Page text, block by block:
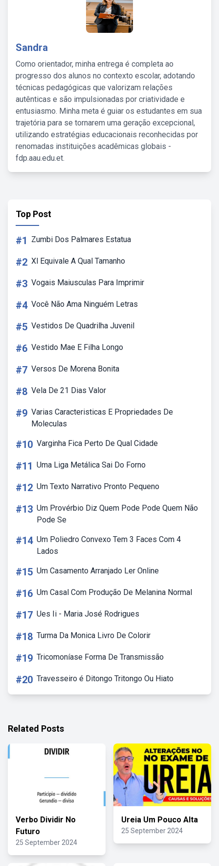
Sandra
Como orientador, minha entrega é completa ao
progresso dos alunos no contexto escolar, adotando
técnicas pedagógicas que valorizam relações
autênticas e são impulsionadas por criatividade e
entusiasmo. Minha meta é guiar os estudantes em sua
trajetória para se tornarem uma geração excepcional,
utilizando estratégias educacionais reconhecidas por
renomadas instituições acadêmicas globais -
fdp.aau.edu.et.
Top Post
#1 Zumbi Dos Palmares Estatua
#2 Xl Equivale A Qual Tamanho
#3 Vogais Maiusculas Para Imprimir
#4 Você Não Ama Ninguém Letras
#5 Vestidos De Quadrilha Juvenil
#6 Vestido Mae E Filha Longo
#7 Versos De Morena Bonita
#8 Vela De 21 Dias Valor
#9 Varias Caracteristicas E Propriedades De
Moleculas
#10 Varginha Fica Perto De Qual Cidade
#11 Uma Liga Metálica Sai Do Forno
#12 Um Texto Narrativo Pronto Pequeno
#13 Um Provérbio Diz Quem Pode Pode Quem Não
Pode Se
#14 Um Poliedro Convexo Tem 3 Faces Com 4
Lados
#15 Um Casamento Arranjado Ler Online
#16 Um Casal Com Produção De Melanina Normal
#17 Ues Ii - Maria José Rodrigues
#18 Turma Da Monica Livro De Colorir
#19 Tricomoníase Forma De Transmissão
#20 Travesseiro é Ditongo Tritongo Ou Hiato
Related Posts
Verbo Dividir No
Futuro
25 September 2024
Ureia Um Pouco Alta
25 September 2024